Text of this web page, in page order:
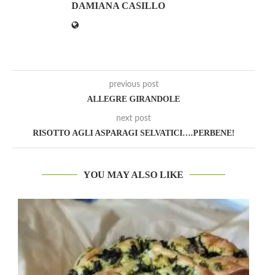
DAMIANA CASILLO
previous post
ALLEGRE GIRANDOLE
next post
RISOTTO AGLI ASPARAGI SELVATICI….PERBENE!
YOU MAY ALSO LIKE